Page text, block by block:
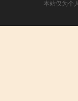
本站仅为个